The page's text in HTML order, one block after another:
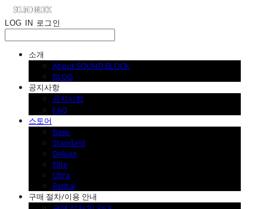
LOG IN 로그인
소개
About SOUND BLOCK
BLOG
공지사항
공지사항
FAQ
스토어
Basic
Standard
Deluxe
Elite
Ultra
Rental
구매 절차/이용 안내